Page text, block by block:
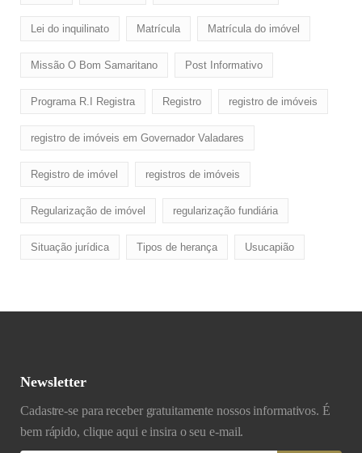
Lei do inquilinato Matrícula Matrícula do imóvel
Missão O Bom Samaritano Post Informativo
Programa R.I Registra Registro registro de imóveis
registro de imóveis em Governador Valadares
Registro de imóvel registros de imóveis
Regularização de imóvel regularização fundiária
Situação jurídica Tipos de herança Usucapião
Newsletter
Cadastre-se para receber gratuitamente nossos informativos. É
bem rápido, clique aqui e insira o seu e-mail.